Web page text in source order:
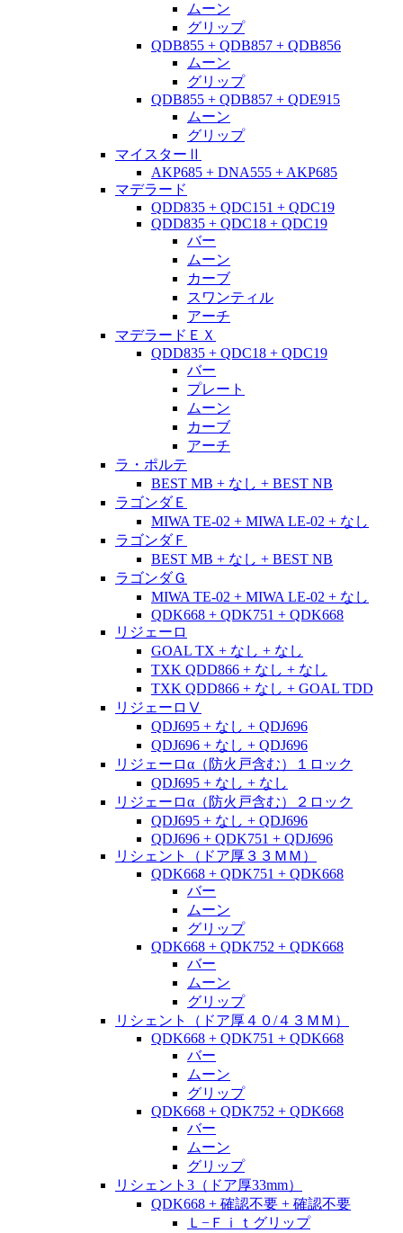
ムーン
グリップ
QDB855 + QDB857 + QDB856
ムーン
グリップ
QDB855 + QDB857 + QDE915
ムーン
グリップ
マイスターⅡ
AKP685 + DNA555 + AKP685
マデラード
QDD835 + QDC151 + QDC19
QDD835 + QDC18 + QDC19
バー
ムーン
カーブ
スワンティル
アーチ
マデラードＥＸ
QDD835 + QDC18 + QDC19
バー
プレート
ムーン
カーブ
アーチ
ラ・ポルテ
BEST MB + なし + BEST NB
ラゴンダＥ
MIWA TE-02 + MIWA LE-02 + なし
ラゴンダＦ
BEST MB + なし + BEST NB
ラゴンダＧ
MIWA TE-02 + MIWA LE-02 + なし
QDK668 + QDK751 + QDK668
リジェーロ
GOAL TX + なし + なし
TXK QDD866 + なし + なし
TXK QDD866 + なし + GOAL TDD
リジェーロⅤ
QDJ695 + なし + QDJ696
QDJ696 + なし + QDJ696
リジェーロα（防火戸含む）１ロック
QDJ695 + なし + なし
リジェーロα（防火戸含む）２ロック
QDJ695 + なし + QDJ696
QDJ696 + QDK751 + QDJ696
リシェント（ドア厚３３ＭＭ）
QDK668 + QDK751 + QDK668
バー
ムーン
グリップ
QDK668 + QDK752 + QDK668
バー
ムーン
グリップ
リシェント（ドア厚４０/４３ＭＭ）
QDK668 + QDK751 + QDK668
バー
ムーン
グリップ
QDK668 + QDK752 + QDK668
バー
ムーン
グリップ
リシェント3（ドア厚33mm）
QDK668 + 確認不要 + 確認不要
Ｌ−Ｆｉｔグリップ